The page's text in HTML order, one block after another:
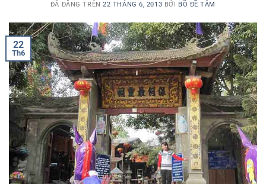
ĐÃ ĐĂNG TRÊN22 THÁNG 6, 2013 BỞI BỒ ĐỀ TÂM
22
Th6